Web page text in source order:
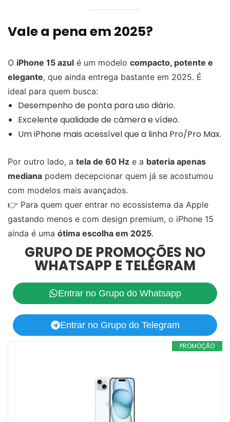
Vale a pena em 2025?
O iPhone 15 azul é um modelo compacto, potente e
elegante, que ainda entrega bastante em 2025. É
ideal para quem busca:
Desempenho de ponta para uso diário.
Excelente qualidade de câmera e vídeo.
Um iPhone mais acessível que a linha Pro/Pro Max.
Por outro lado, a tela de 60 Hz e a bateria apenas
mediana podem decepcionar quem já se acostumou
com modelos mais avançados.
👉 Para quem quer entrar no ecossistema da Apple
gastando menos e com design premium, o iPhone 15
ainda é uma ótima escolha em 2025.
GRUPO DE PROMOÇÕES NO
WHATSAPP E TELEGRAM
Entrar no Grupo do Whatsapp
Entrar no Grupo do Telegram
PROMOÇÃO